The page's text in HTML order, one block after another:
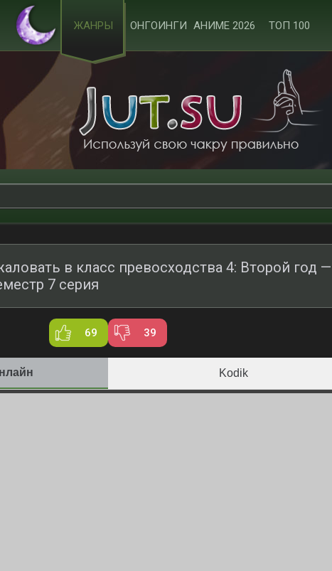
ЖАНРЫ ОНГОИНГИ АНИМЕ 2026 ТОП 100
в класс превосходства 4: Второй год —
7 серия
69 39
Kodik